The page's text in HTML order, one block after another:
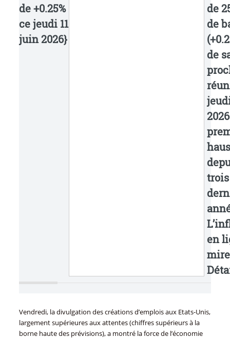
de +0.25%
ce jeudi 11
juin 2026}
de
de
de
trois
en
Vendredi, la divulgation des créations d’emplois aux Etats-Unis,
largement supérieures aux attentes (chiffres supérieurs à la
borne haute des prévisions), a montré la force de l’économie